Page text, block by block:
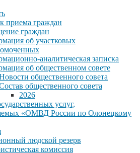
приема граждан
граждан
об участковых
аналитическая записка
об общественном совете
общественного совета
общественного совета
2026
услуг,
«ОМВД России по Олонецкому
людской резерв
комиссия